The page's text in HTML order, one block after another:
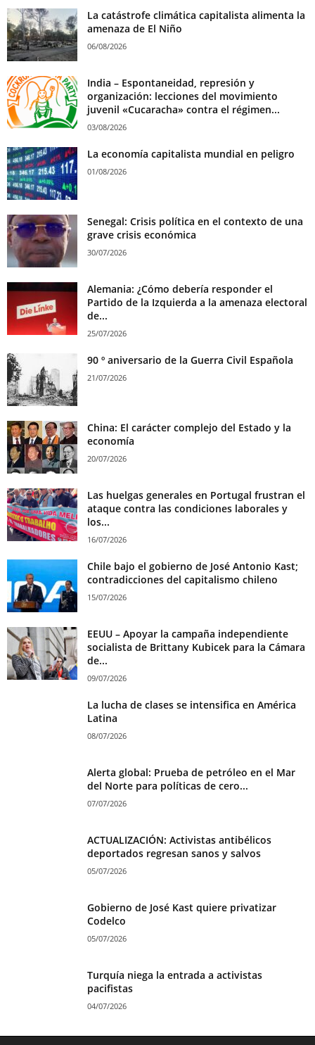
La catástrofe climática capitalista alimenta la
amenaza de El Niño
06/08/2026
India – Espontaneidad, represión y
organización: lecciones del movimiento
juvenil «Cucaracha» contra el régimen...
03/08/2026
La economía capitalista mundial en peligro
01/08/2026
Senegal: Crisis política en el contexto de una
grave crisis económica
30/07/2026
Alemania: ¿Cómo debería responder el
Partido de la Izquierda a la amenaza electoral
de...
25/07/2026
90 º aniversario de la Guerra Civil Española
21/07/2026
China: El carácter complejo del Estado y la
economía
20/07/2026
Las huelgas generales en Portugal frustran el
ataque contra las condiciones laborales y
los...
16/07/2026
Chile bajo el gobierno de José Antonio Kast;
contradicciones del capitalismo chileno
15/07/2026
EEUU – Apoyar la campaña independiente
socialista de Brittany Kubicek para la Cámara
de...
09/07/2026
La lucha de clases se intensifica en América
Latina
08/07/2026
Alerta global: Prueba de petróleo en el Mar
del Norte para políticas de cero...
07/07/2026
ACTUALIZACIÓN: Activistas antibélicos
deportados regresan sanos y salvos
05/07/2026
Gobierno de José Kast quiere privatizar
Codelco
05/07/2026
Turquía niega la entrada a activistas
pacifistas
04/07/2026